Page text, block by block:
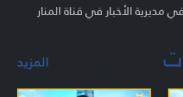
مديرية الأخبار في قناة المنار
المزيد